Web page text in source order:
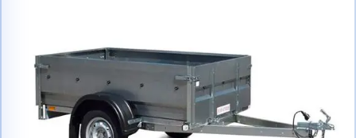
Viber
Telegram